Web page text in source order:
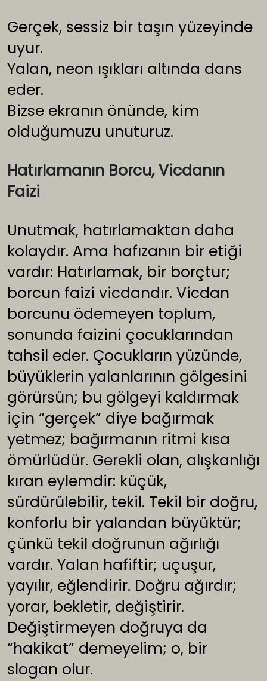
Gerçek, sessiz bir taşın yüzeyinde
uyur.
Yalan, neon ışıkları altında dans
eder.
Bizse ekranın önünde, kim
olduğumuzu unuturuz.
Hatırlamanın Borcu, Vicdanın
Faizi
Unutmak, hatırlamaktan daha
kolaydır. Ama hafızanın bir etiği
vardır: Hatırlamak, bir borçtur;
borcun faizi vicdandır. Vicdan
borcunu ödemeyen toplum,
sonunda faizini çocuklarından
tahsil eder. Çocukların yüzünde,
büyüklerin yalanlarının gölgesini
görürsün; bu gölgeyi kaldırmak
için “gerçek” diye bağırmak
yetmez; bağırmanın ritmi kısa
ömürlüdür. Gerekli olan, alışkanlığı
kıran eylemdir: küçük,
sürdürülebilir, tekil. Tekil bir doğru,
konforlu bir yalandan büyüktür;
çünkü tekil doğrunun ağırlığı
vardır. Yalan hafiftir; uçuşur,
yayılır, eğlendirir. Doğru ağırdır;
yorar, bekletir, değiştirir.
Değiştirmeyen doğruya da
“hakikat” demeyelim; o, bir
slogan olur.